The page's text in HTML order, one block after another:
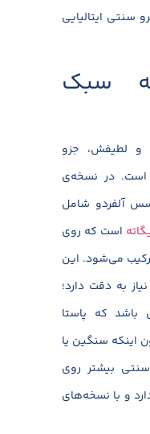
ایتالیایی
سبک
و لطیفش، جزو
است. در نسخه‌ی
سس آلفردو شامل
است که روی
می‌شود. این
به دقت دارد؛
باشد که پاستا
اینکه سنگین یا
بیشتر روی
و با نسخه‌های